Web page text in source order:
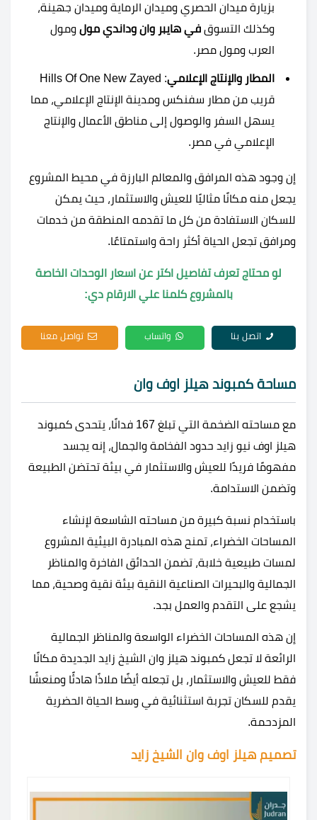
بزيارة ميدان الحصري وميدان الرماية وميدان جهينة،
وكذلك التسوق في هايبر وان وداندي مول ومول
العرب ومول مصر.
المطار والإنتاج الإعلامي
قريب من مطار سفنكس ومدينة الإنتاج الإعلامي، مما
يسهل السفر والوصول إلى مناطق الأعمال والإنتاج
الإعلامي في مصر.
إن وجود هذه المرافق والمعالم البارزة في محيط المشروع
يجعل منه مكانًا مثاليًا للعيش والاستثمار، حيث يمكن
للسكان الاستفادة من كل ما تقدمه المنطقة من خدمات
ومرافق تجعل الحياة أكثر راحة واستمتاعًا.
لو محتاج تعرف تفاصيل اكتر عن اسعار الوحدات الخاصة
بالمشروع كلمنا علي الارقام دي:
اتصل بنا واتساب تواصل معنا
مساحة كمبوند هيلز اوف وان
مع مساحته الضخمة التي تبلغ 167 فدانًا، يتحدى كمبوند
هيلز اوف نيو زايد حدود الفخامة والجمال، إنه يجسد
مفهومًا فريدًا للعيش والاستثمار في بيئة تحتضن الطبيعة
وتضمن الاستدامة.
باستخدام نسبة كبيرة من مساحته الشاسعة لإنشاء
المساحات الخضراء، تمنح هذه المبادرة البيئية المشروع
لمسات طبيعية خلابة، تضمن الحدائق الفاخرة والمناظر
الجمالية والبحيرات الصناعية النقية بيئة نقية وصحية، مما
يشجع على التقدم والعمل بجد.
إن هذه المساحات الخضراء الواسعة والمناظر الجمالية
الرائعة لا تجعل كمبوند هيلز وان الشيخ زايد الجديدة مكانًا
فقط للعيش والاستثمار، بل تجعله أيضًا ملاذًا هادئًا ومنعشًا
يقدم للسكان تجربة استثنائية في وسط الحياة الحضرية
المزدحمة.
تصميم هيلز اوف وان الشيخ زايد